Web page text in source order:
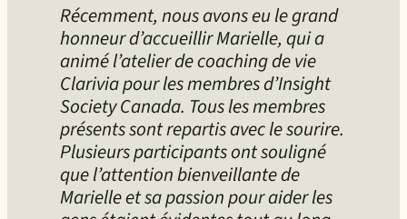
Récemment, nous avons eu le grand
honneur d’accueillir Marielle, qui a
animé l’atelier de coaching de vie
Clarivia pour les membres d’Insight
Society Canada. Tous les membres
présents sont repartis avec le sourire.
Plusieurs participants ont souligné
que l’attention bienveillante de
Marielle et sa passion pour aider les